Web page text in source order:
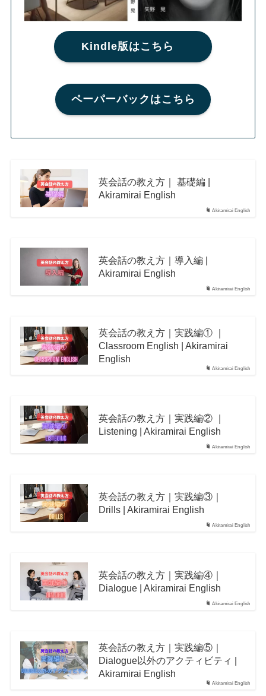
Kindle版はこちら
ペーパーバックはこちら
Akiramirai English
英会話の教え方｜ 基礎編 |
Akiramirai English
Akiramirai English
英会話の教え方｜導入編 |
Akiramirai English
Akiramirai English
英会話の教え方｜実践編① ｜
Classroom English | Akiramirai
English
Akiramirai English
英会話の教え方｜実践編② ｜
Listening | Akiramirai English
Akiramirai English
英会話の教え方｜実践編③｜
Drills | Akiramirai English
Akiramirai English
英会話の教え方｜実践編④｜
Dialogue | Akiramirai English
Akiramirai English
英会話の教え方｜実践編⑤｜
Dialogue以外のアクティビティ |
Akiramirai English